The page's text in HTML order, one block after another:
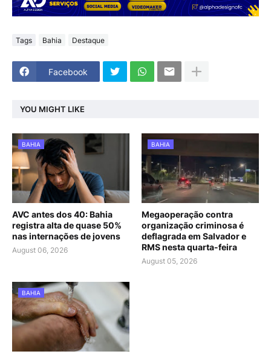
Tags Bahia Destaque
Facebook
YOU MIGHT LIKE
BAHIA
AVC antes dos 40: Bahia
registra alta de quase 50%
nas internações de jovens
August 06, 2026
BAHIA
Megaoperação contra
organização criminosa é
deflagrada em Salvador e
RMS nesta quarta-feira
August 05, 2026
BAHIA